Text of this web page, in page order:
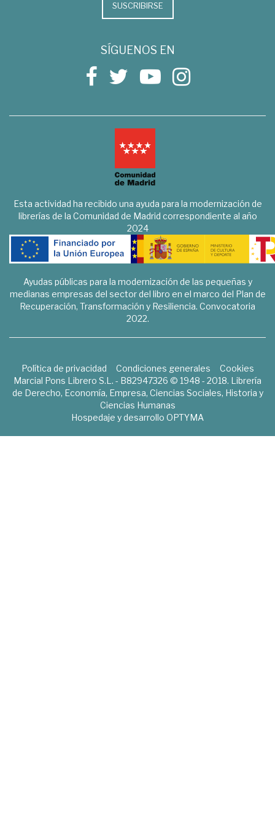
SUSCRIBIRSE
SÍGUENOS EN
Esta actividad ha recibido una ayuda para la modernización de
librerías de la Comunidad de Madrid correspondiente al año
2024
Ayudas públicas para la modernización de las pequeñas y
medianas empresas del sector del libro en el marco del Plan de
Recuperación, Transformación y Resiliencia. Convocatoria
2022.
Política de privacidad Condiciones generales
Cookies
Marcial Pons Librero S.L. - B82947326 © 1948 - 2018. Librería
de Derecho, Economía, Empresa, Ciencias Sociales, Historia y
Ciencias Humanas
Hospedaje y desarrollo OPTYMA